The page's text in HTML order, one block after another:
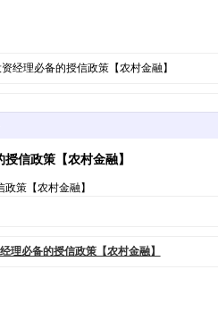
经理必备的授信政策【农村金融】
信政策【农村金融】
策【农村金融】
理必备的授信政策【农村金融】